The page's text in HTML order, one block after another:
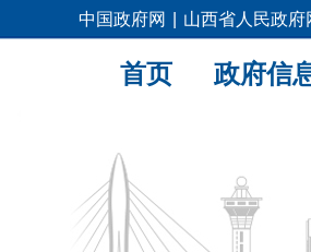
中国政府网 山西省人民政府
首页 政府信